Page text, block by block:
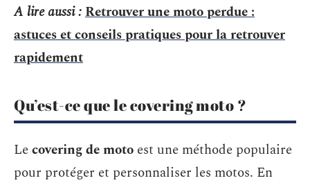
A lire aussi :Retrouver une moto perdue :
astuces et conseils pratiques pour la retrouver
rapidement
Qu’est-ce que le covering moto ?
Lecovering de moto est une méthode populaire
pour protéger et personnaliser les motos. En